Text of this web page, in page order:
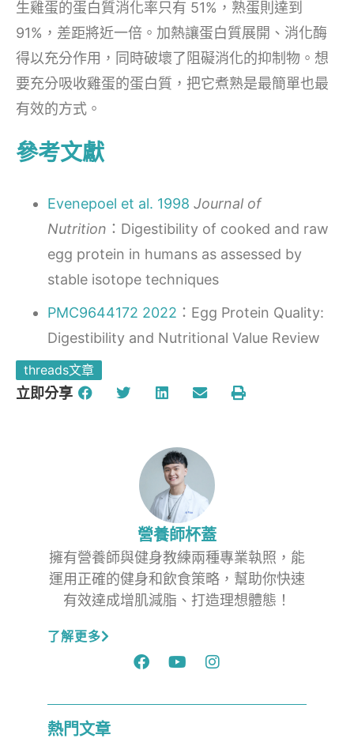
生雞蛋的蛋白質消化率只有 51%，熟蛋則達到
91%，差距將近一倍。加熱讓蛋白質展開、消化酶
得以充分作用，同時破壞了阻礙消化的抑制物。想
要充分吸收雞蛋的蛋白質，把它煮熟是最簡單也最
有效的方式。
參考文獻
Evenepoel et al. 1998 Journal of
Nutrition ：Digestibility of cooked and raw
egg protein in humans as assessed by
stable isotope techniques
PMC9644172 2022 ：Egg Protein Quality:
Digestibility and Nutritional Value Review
threads文章
立即分享
營養師杯蓋
擁有營養師與健身教練兩種專業執照，能
運用正確的健身和飲食策略，幫助你快速
有效達成增肌減脂、打造理想體態！
了解更多
熱門文章